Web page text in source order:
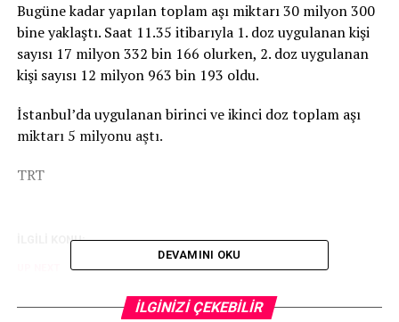
Bugüne kadar yapılan toplam aşı miktarı 30 milyon 300
bine yaklaştı. Saat 11.35 itibarıyla 1. doz uygulanan kişi
sayısı 17 milyon 332 bin 166 olurken, 2. doz uygulanan
kişi sayısı 12 milyon 963 bin 193 oldu.
İstanbul’da uygulanan birinci ve ikinci doz toplam aşı
miktarı 5 milyonu aştı.
TRT
İLGİLİ KONU:
DEVAMINI OKU
İLGİNİZİ ÇEKEBİLİR